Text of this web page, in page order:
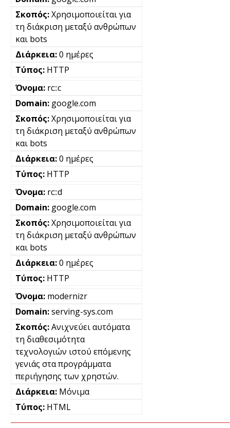
Χρησιμοποιείται για
τη διάκριση μεταξύ ανθρώπων
και bots
0 ημέρες
HTTP
rc::c
google.com
Χρησιμοποιείται για
τη διάκριση μεταξύ ανθρώπων
και bots
0 ημέρες
HTTP
rc::d
google.com
Χρησιμοποιείται για
τη διάκριση μεταξύ ανθρώπων
και bots
0 ημέρες
HTTP
modernizr
serving-sys.com
Ανιχνεύει αυτόματα
τη διαθεσιμότητα
τεχνολογιών ιστού επόμενης
γενιάς στα προγράμματα
περιήγησης των χρηστών.
Μόνιμα
HTML